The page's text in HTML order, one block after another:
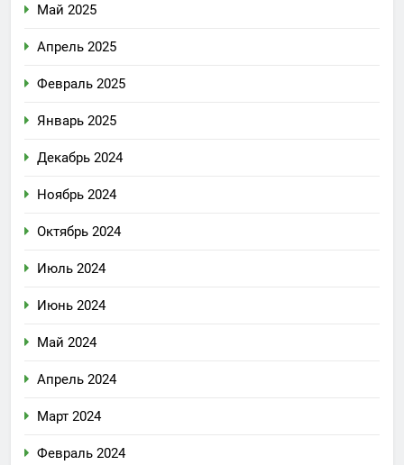
Май 2025
Апрель 2025
Февраль 2025
Январь 2025
Декабрь 2024
Ноябрь 2024
Октябрь 2024
Июль 2024
Июнь 2024
Май 2024
Апрель 2024
Март 2024
Февраль 2024